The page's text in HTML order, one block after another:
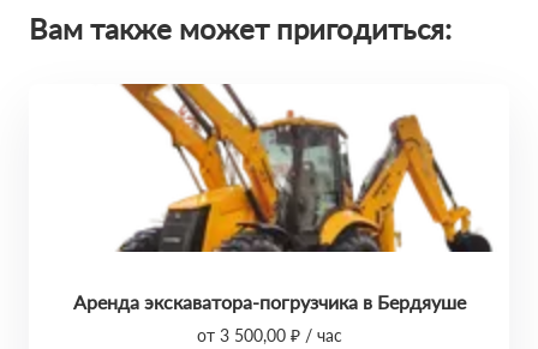
Вам также может пригодиться:
Аренда экскаватора-погрузчика в Бердяуше
от 3 500,00 ₽ / час